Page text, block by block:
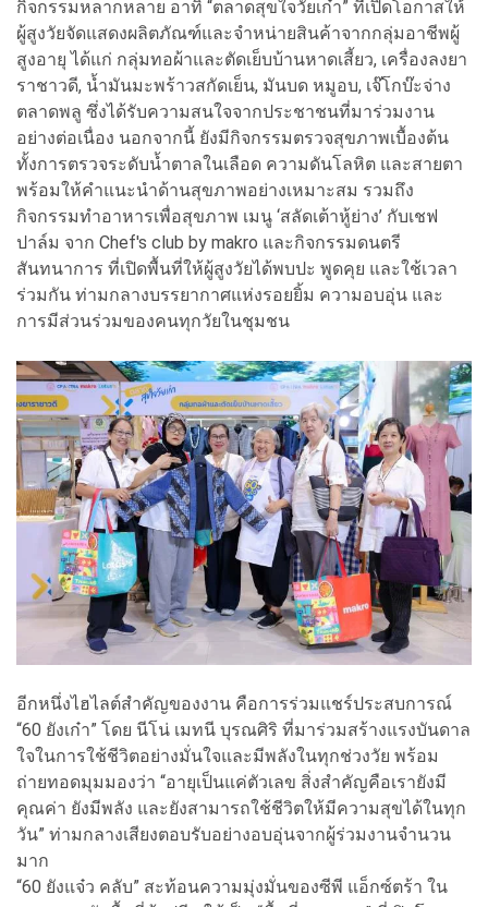
กิจกรรมหลากหลาย อาทิ “ตลาดสุขใจวัยเก๋า” ที่เปิดโอกาสให้
ผู้สูงวัยจัดแสดงผลิตภัณฑ์และจำหน่ายสินค้าจากกลุ่มอาชีพผู้
สูงอายุ ได้แก่ กลุ่มทอผ้าและตัดเย็บบ้านหาดเสี้ยว, เครื่องลงยา
ราชาวดี, น้ำมันมะพร้าวสกัดเย็น, มันบด หมูอบ, เจ๊โกบ๊ะจ่าง
ตลาดพลู ซึ่งได้รับความสนใจจากประชาชนที่มาร่วมงาน
อย่างต่อเนื่อง นอกจากนี้ ยังมีกิจกรรมตรวจสุขภาพเบื้องต้น
ทั้งการตรวจระดับน้ำตาลในเลือด ความดันโลหิต และสายตา
พร้อมให้คำแนะนำด้านสุขภาพอย่างเหมาะสม รวมถึง
กิจกรรมทำอาหารเพื่อสุขภาพ เมนู ‘สลัดเต้าหู้ย่าง’ กับเชฟ
ปาล์ม จาก Chef's club by makro และกิจกรรมดนตรี
สันทนาการ ที่เปิดพื้นที่ให้ผู้สูงวัยได้พบปะ พูดคุย และใช้เวลา
ร่วมกัน ท่ามกลางบรรยากาศแห่งรอยยิ้ม ความอบอุ่น และ
การมีส่วนร่วมของคนทุกวัยในชุมชน
อีกหนึ่งไฮไลต์สำคัญของงาน คือการร่วมแชร์ประสบการณ์
“60 ยังเก๋า” โดย นีโน่ เมทนี บุรณศิริ ที่มาร่วมสร้างแรงบันดาล
ใจในการใช้ชีวิตอย่างมั่นใจและมีพลังในทุกช่วงวัย พร้อม
ถ่ายทอดมุมมองว่า “อายุเป็นแค่ตัวเลข สิ่งสำคัญคือเรายังมี
คุณค่า ยังมีพลัง และยังสามารถใช้ชีวิตให้มีความสุขได้ในทุก
วัน” ท่ามกลางเสียงตอบรับอย่างอบอุ่นจากผู้ร่วมงานจำนวน
มาก
“60 ยังแจ๋ว คลับ” สะท้อนความมุ่งมั่นของซีพี แอ็กซ์ตร้า ใน